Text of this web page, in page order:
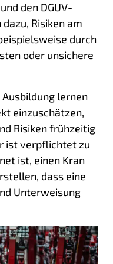
den DGUV-
Risiken am
durch
oder unsichere
lernen
einzuschätzen,
Risiken frühzeitig
ist verpflichtet zu
ist, einen Kran
dass eine
Unterweisung